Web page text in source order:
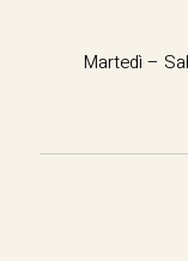
Martedì –